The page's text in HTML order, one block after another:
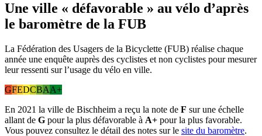
Une ville « défavorable » au vélo d’après
le baromètre de la FUB
La Fédération des Usagers de la Bicyclette (FUB) réalise chaque
année une enquête auprès des cyclistes et non cyclistes pour mesurer
leur ressenti sur l’usage du vélo en ville.
GFEDCBAA+
En 2021 la ville de Bischheim a reçu la note de F sur une échelle
allant de G pour la plus défavorable à A+ pour la plus favorable.
Vous pouvez consultez le détail des notes sur le site du baromètre.